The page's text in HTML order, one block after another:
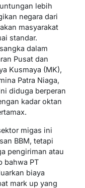
lebih
negara dari
masyarakat
standar.
dalam
Pusat dan
Kusmaya (MK),
Patra Niaga,
diduga berperan
kadar oktan
migas ini
BBM, tetapi
pengiriman atau
bahwa PT
biaya
mark up yang